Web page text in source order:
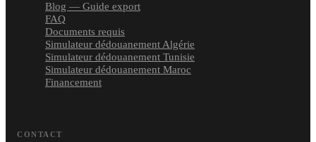
Blog — Guide export
FAQ
Documents requis
Simulateur dédouanement Algérie
Simulateur dédouanement Tunisie
Simulateur dédouanement Maroc
Financement
CONTACT